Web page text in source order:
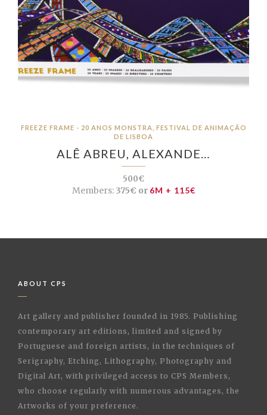
FREEZE FRAME - 20 ANOS MONSTRA, FESTIVAL DE ANIMAÇÃO
DE LISBOA
ALÊ ABREU, ALEXANDE…
500€
Members:375€ or 6M + 115€
ABOUT CPS
Art gallery and publisher founded in 1985. Publishing
contemporary art editions, limited and signed by
Portuguese and foreign artists, in the techniques of
Serigraphy, Etching, Lithography, Photography and
Digital Art, with privileged access to CPS Members,
who choose regularly with numerous advantages, the
Artworks of your preference.